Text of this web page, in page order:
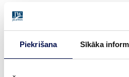
Piekrišana Sīkāka
NCS S0502-YNCS S0500-N
NCS